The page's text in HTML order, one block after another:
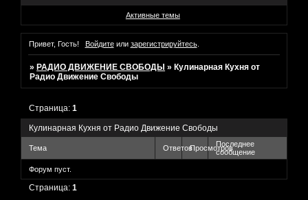
Активные темы
Привет, Гость! Войдитеили зарегистрируйтесь.
»РАДИО ДВИЖЕНИЕ СВОБОДЫ »Кулинарная Кухня от
Радио Движение Свободы
Кулинарная Кухня от Радио Движение Свободы
Страница:1
Тема ОтветовПросмотровПоследнее
сообщение
Форум пуст.
Страница:1